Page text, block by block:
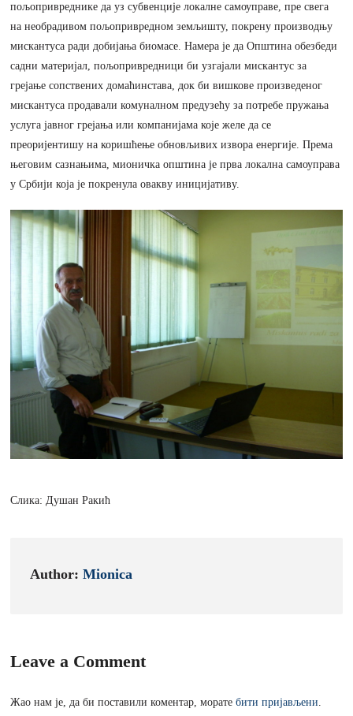
пољопривреднике да уз субвенције локалне самоуправе, пре свега
на необрадивом пољопривредном земљишту, покрену производњу
мискантуса ради добијања биомасе. Намера је да Општина обезбеди
садни материјал, пољопривредници би узгајали мискантус за
грејање сопствених домаћинстава, док би вишкове произведеног
мискантуса продавали комуналном предузећу за потребе пружања
услуга јавног грејања или компанијама које желе да се
преоријентишу на коришћење обновљивих извора енергије. Према
његовим сазнањима, мионичка општина је прва локална самоуправа
у Србији која је покренула овакву иницијативу.
Слика: Душан Ракић
Author:Mionica
Leave a Comment
Жао нам је, да би поставили коментар, моратебити пријављени.